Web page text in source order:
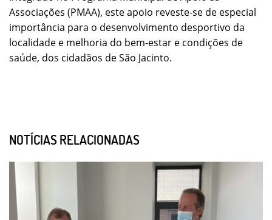
Associações (PMAA), este apoio reveste-se de especial
importância para o desenvolvimento desportivo da
localidade e melhoria do bem-estar e condições de
saúde, dos cidadãos de São Jacinto.
NOTÍCIAS RELACIONADAS